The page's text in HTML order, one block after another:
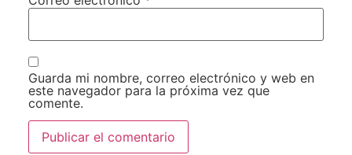
Guarda mi nombre, correo electrónico y web en
este navegador para la próxima vez que
comente.